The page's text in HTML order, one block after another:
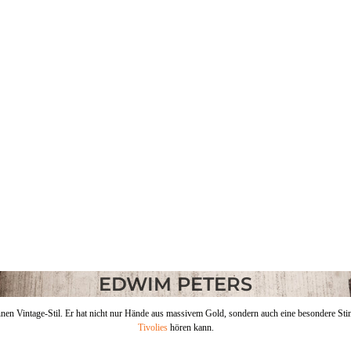
EDWIM PETERS
Vintage-Stil. Er hat nicht nur Hände aus massivem Gold, sondern auch eine besondere
Tivolieshören kann.